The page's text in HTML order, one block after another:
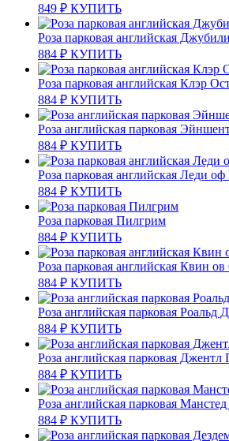
849 ₽ КУПИТЬ
Роза парковая английская
884 ₽ КУПИТЬ
Роза парковая английская Клэр
884 ₽ КУПИТЬ
Роза английская парковая
884 ₽ КУПИТЬ
Роза парковая английская Леди
884 ₽ КУПИТЬ
Роза парковая Пилгрим
884 ₽ КУПИТЬ
Роза парковая английская Квин
884 ₽ КУПИТЬ
Роза английская парковая Роальд
884 ₽ КУПИТЬ
Роза английская парковая Джентл
884 ₽ КУПИТЬ
Роза английская парковая
884 ₽ КУПИТЬ